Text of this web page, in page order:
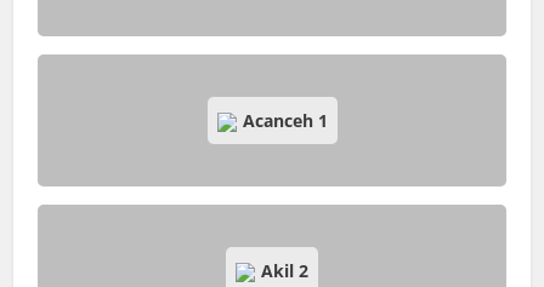
Acanceh 1
Akil 2